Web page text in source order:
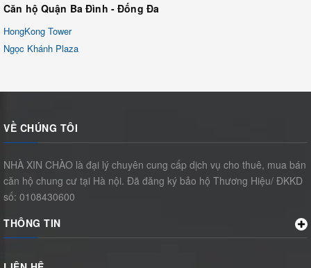
Căn hộ Quận Ba Đình - Đống Đa
HongKong Tower
Ngọc Khánh Plaza
VỀ CHÚNG TÔI
NHÀ XIN CHÀO là đại lý chuyên cung cấp dịch vụ cho thuê, mua bán
căn hộ chung cư tại Hà nội. Đã đăng ký bảo hộ Thương Hiệu/ ĐKKD
số: 0108430600
THÔNG TIN